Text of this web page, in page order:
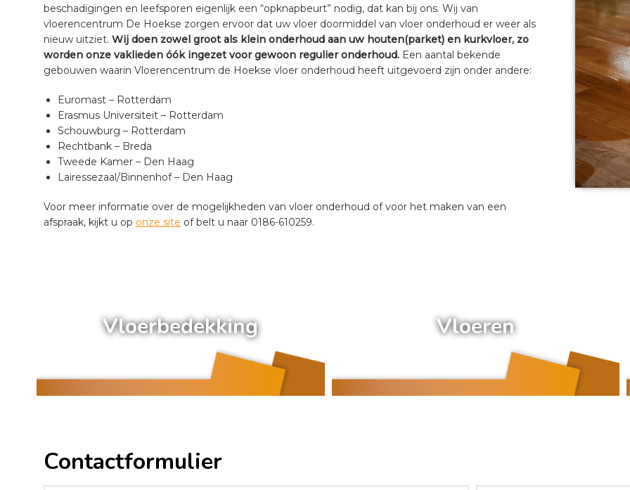
beschadigingen en leefsporen eigenlijk een “opknapbeurt” nodig, dat kan bij ons. Wij van
vloerencentrum De Hoekse zorgen ervoor dat uw vloer doormiddel van vloer onderhoud er weer als
nieuw uitziet. Wij doen zowel groot als klein onderhoud aan uw houten(parket) en kurkvloer, zo
worden onze vaklieden óók ingezet voor gewoon regulier onderhoud. Een aantal bekende
gebouwen waarin Vloerencentrum de Hoekse vloer onderhoud heeft uitgevoerd zijn onder andere:
Euromast – Rotterdam
Erasmus Universiteit – Rotterdam
Schouwburg – Rotterdam
Rechtbank – Breda
Tweede Kamer – Den Haag
Lairessezaal/Binnenhof – Den Haag
Voor meer informatie over de mogelijkheden van vloer onderhoud of voor het maken van een
afspraak, kijkt u op onze site of belt u naar 0186-610259.
Vloerbedekking Vloeren
Contactformulier